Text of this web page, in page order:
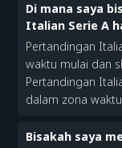
Di mana saya
Italian Serie A
Pertandingan
waktu mulai dan
Pertandingan
dalam zona
Bisakah saya